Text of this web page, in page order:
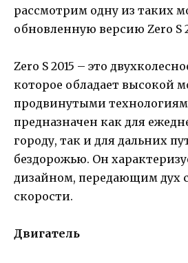
рассмотрим одну из таких
обновленную версию Zero S
Zero S 2015 – это
которое обладает высокой
продвинутыми
предназначен как для
городу, так и для дальних
бездорожью. Он
дизайном, передающим дух
скорости.
Двигатель